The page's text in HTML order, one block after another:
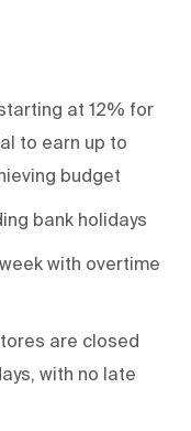
at 12% for
to earn up to
budget
bank holidays
with overtime
are closed
with no late